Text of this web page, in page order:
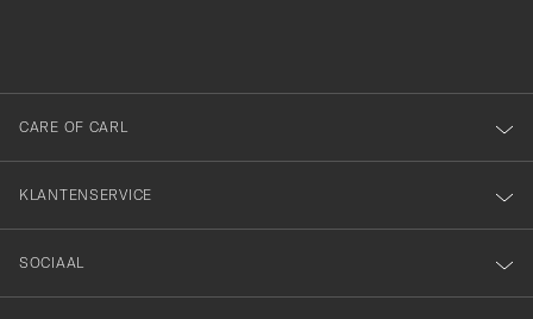
onze
nieuwsbrief!
CARE OF CARL
KLANTENSERVICE
SOCIAAL